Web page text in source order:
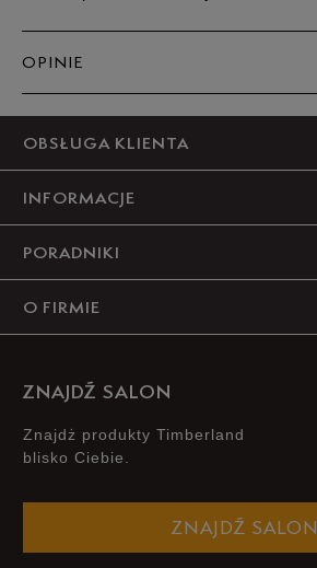
OPINIE
OBSŁUGA KLIENTA
INFORMACJE
PORADNIKI
O FIRMIE
ZNAJDŹ SALON
Znajdż produkty Timberland
blisko Ciebie.
ZNAJDŹ SALON